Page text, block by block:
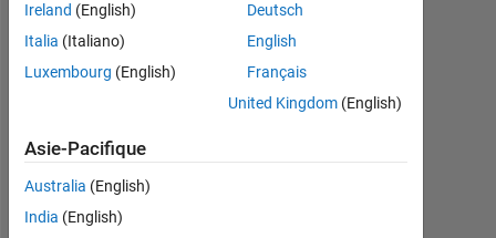
Statistiques
All MATLAB Answers ThingSpeak
L
4
5
7
Ireland (English)
Italia (Italiano)
Luxembourg (English)
Deutsch
English
Français
United Kingdom(English)
Asie-Pacifique
Australia (English)
India (English)